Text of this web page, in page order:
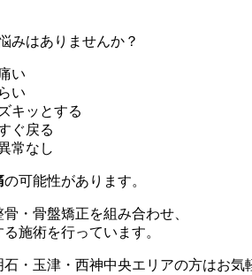
い
い
キッとする
ぐ戻る
常なし
の可能性があります。
・骨盤矯正を組み合わせ、
施術を行っています。
・玉津・西神中央エリアの方はお気